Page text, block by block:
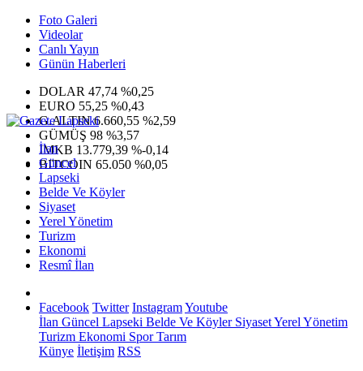
Foto Galeri
Videolar
Canlı Yayın
Günün Haberleri
DOLAR 47,74 %0,25
EURO 55,25 %0,43
G.ALTIN6.660,55 %2,59
GÜMÜŞ 98 %3,57
IMKB 13.779,39 %-0,14
BITCOIN 65.050 %0,05
İlan
Güncel
Lapseki
Belde Ve Köyler
Siyaset
Yerel Yönetim
Turizm
Ekonomi
Resmî İlan
Facebook Twitter InstagramYoutube
İlan Güncel Lapseki Belde Ve KöylerSiyasetYerel Yönetim
Turizm Ekonomi SporTarım
Künye İletişim RSS